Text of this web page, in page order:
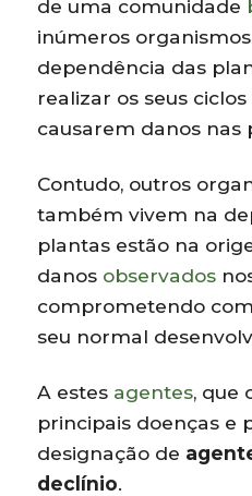
de uma comunidade
inúmeros
dependência das
realizar os seus
causarem danos nas
Contudo, outros
também vivem na
plantas estão na
danos observados
comprometendo
seu normal
A estes agentes, que
principais doenças e
designação de
declínio.